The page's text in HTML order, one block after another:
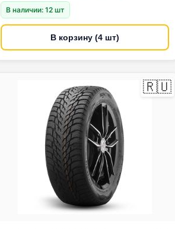
В наличии: 12 шт
В корзину (4 шт)
🇷🇺